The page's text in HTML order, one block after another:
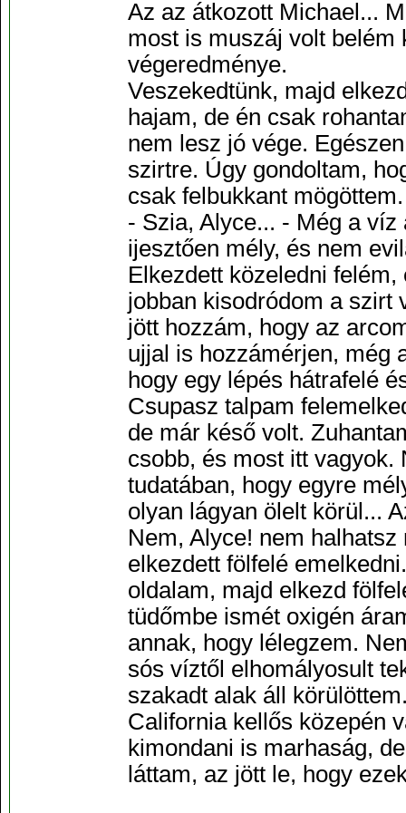
Az az átkozott Michael...
most is muszáj volt belém
végeredménye.
Veszekedtünk, majd
hajam, de én csak
nem lesz jó vége.
szirtre. Úgy gondoltam,
csak felbukkant mögöttem.
- Szia, Alyce... - Még a
ijesztően mély, és nem
Elkezdett közeledni
jobban kisodródom a szirt
jött hozzám, hogy az
ujjal is hozzámérjen, még
hogy egy lépés hátrafelé
Csupasz talpam
de már késő volt.
csobb, és most itt vagyok.
tudatában, hogy egyre
olyan lágyan ölelt körül...
Nem, Alyce! nem
elkezdett fölfelé
oldalam, majd elkezd
tüdőmbe ismét oxigén
annak, hogy lélegzem.
sós víztől elhomályosult
szakadt alak áll
California kellős közepén
kimondani is marhaság,
láttam, az jött le, hogy